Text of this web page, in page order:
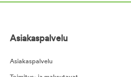
Asiakaspalvelu
Asiakaspalvelu